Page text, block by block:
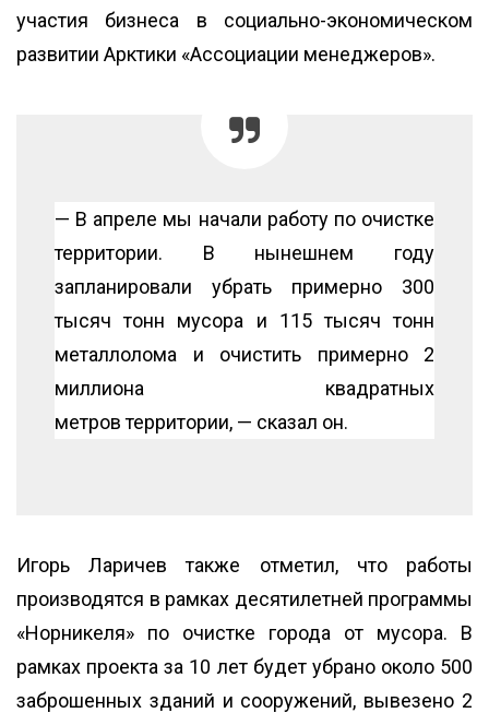
участия бизнеса в социально-экономическом
развитии Арктики «Ассоциации менеджеров».
— В апреле мы начали работу по очистке
территории. В нынешнем году
запланировали убрать примерно 300
тысяч тонн мусора и 115 тысяч тонн
металлолома и очистить примерно 2
миллиона квадратных
метров территории, — сказал он.
Игорь Ларичев также отметил, что работы
производятся в рамках десятилетней программы
«Норникеля» по очистке города от мусора. В
рамках проекта за 10 лет будет убрано около 500
заброшенных зданий и сооружений, вывезено 2